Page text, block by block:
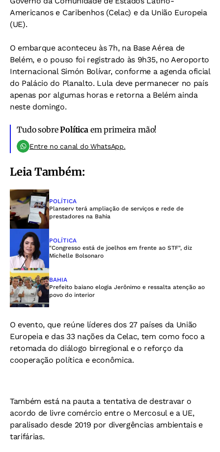
Americanos e Caribenhos (Celac) e da União Europeia
(UE).
O embarque aconteceu às 7h, na Base Aérea de
Belém, e o pouso foi registrado às 9h35, no Aeroporto
Internacional Simón Bolívar, conforme a agenda oficial
do Palácio do Planalto. Lula deve permanecer no país
apenas por algumas horas e retorna a Belém ainda
neste domingo.
Tudo sobrePolíticaem primeira mão!
Entre no canal do WhatsApp.
Leia Também:
POLÍTICA
Planserv terá ampliação de serviços e rede de
prestadores na Bahia
POLÍTICA
"Congresso está de joelhos em frente ao STF", diz
Michelle Bolsonaro
BAHIA
Prefeito baiano elogia Jerônimo e ressalta atenção ao
povo do interior
O evento, que reúne líderes dos 27 países da União
Europeia e das 33 nações da Celac, tem como foco a
retomada do diálogo birregional e o reforço da
cooperação política e econômica.
Também está na pauta a tentativa de destravar o
acordo de livre comércio entre o Mercosul e a UE,
paralisado desde 2019 por divergências ambientais e
tarifárias.